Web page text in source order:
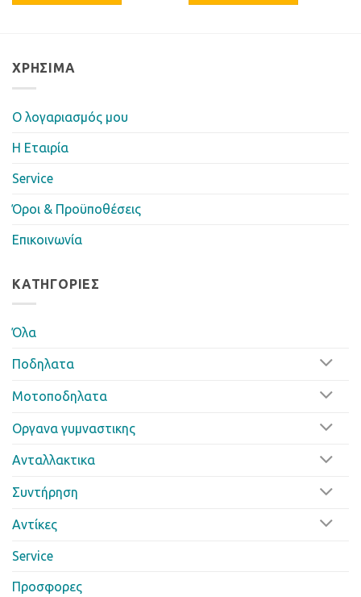
ΧΡΉΣΙΜΑ
Ο λογαριασμός μου
Η Eταιρία
Service
Όροι & Προϋποθέσεις
Επικοινωνία
ΚΑΤΗΓΟΡΊΕΣ
Όλα
Ποδηλατα
Μοτοποδηλατα
Οργανα γυμναστικης
Ανταλλακτικα
Συντήρηση
Αντίκες
Service
Προσφορες